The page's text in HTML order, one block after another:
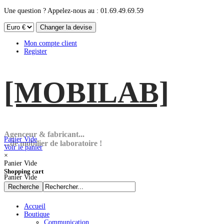
Une question ? Appelez-nous au : 01.69.49.69.59
Mon compte client
Register
[MOBILAB]
Agenceur & fabricant...
...de mobilier de laboratoire !
Panier Vide
Voir le panier
×
Panier Vide
Shopping cart
Panier Vide
Accueil
Boutique
Communication